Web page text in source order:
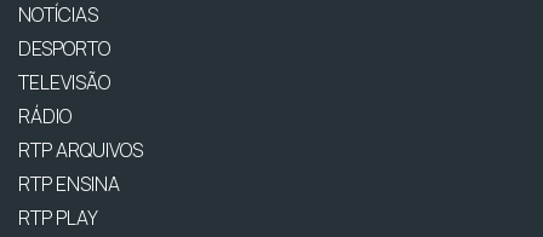
NOTÍCIAS
DESPORTO
TELEVISÃO
RÁDIO
RTP ARQUIVOS
RTP ENSINA
RTP PLAY